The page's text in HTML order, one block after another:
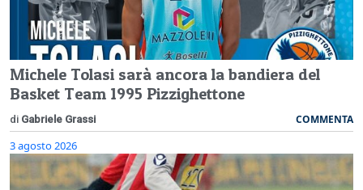
Michele Tolasi sarà ancora la bandiera del
Basket Team 1995 Pizzighettone
di Gabriele Grassi COMMENTA
3 agosto 2026